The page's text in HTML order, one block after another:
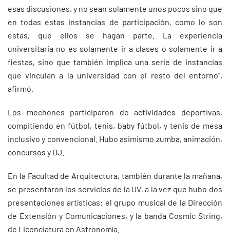
esas discusiones, y no sean solamente unos pocos sino que
en todas estas instancias de participación, como lo son
estas, que ellos se hagan parte. La experiencia
universitaria no es solamente ir a clases o solamente ir a
fiestas, sino que también implica una serie de instancias
que vinculan a la universidad con el resto del entorno”,
afirmó.
Los mechones participaron de actividades deportivas,
compitiendo en fútbol, tenis, baby fútbol, y tenis de mesa
inclusivo y convencional. Hubo asimismo zumba, animación,
concursos y DJ.
En la Facultad de Arquitectura, también durante la mañana,
se presentaron los servicios de la UV, a la vez que hubo dos
presentaciones artísticas: el grupo musical de la Dirección
de Extensión y Comunicaciones, y la banda Cosmic String,
de Licenciatura en Astronomía.